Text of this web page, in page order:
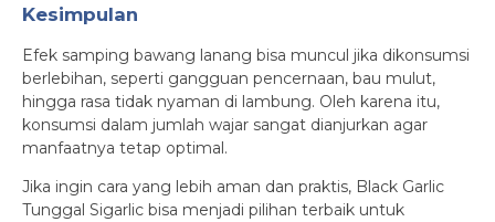
Kesimpulan
Efek samping bawang lanang bisa muncul jika dikonsumsi
berlebihan, seperti gangguan pencernaan, bau mulut,
hingga rasa tidak nyaman di lambung. Oleh karena itu,
konsumsi dalam jumlah wajar sangat dianjurkan agar
manfaatnya tetap optimal.
Jika ingin cara yang lebih aman dan praktis, Black Garlic
Tunggal Sigarlic bisa menjadi pilihan terbaik untuk